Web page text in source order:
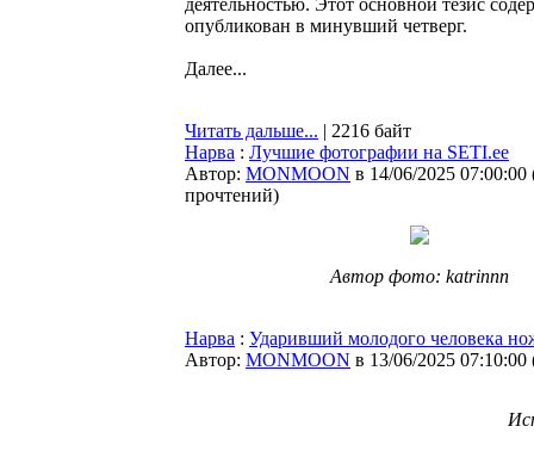
деятельностью. Этот основной тезис
опубликован в минувший четверг.
Далее...
Читать дальше... | 2216 байт
Нарва : Лучшие фотографии на SETI.ee
Автор: MONMOON в 14/06/2025 07:00:00
прочтений)
Автор фото: katrinnn
Нарва : Ударивший молодого человека
Автор: MONMOON в 13/06/2025 07:10:00